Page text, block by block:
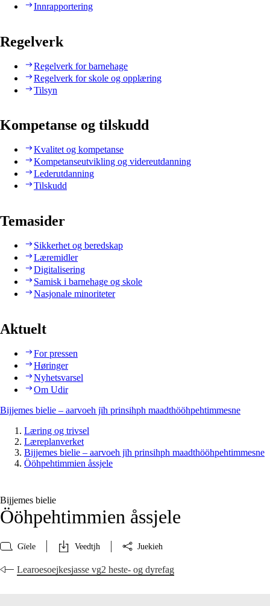
Innrapportering
Regelverk
Regelverk for barnehage
Regelverk for skole og opplæring
Tilsyn
Kompetanse og tilskudd
Kvalitet og kompetanse
Kompetanseutvikling og videreutdanning
Lederutdanning
Tilskudd
Temasider
Sikkerhet og beredskap
Læremidler
Digitalisering
Samisk i barnehage og skole
Nasjonale minoriteter
Aktuelt
For pressen
Høringer
Nyhetsvarsel
Om Udir
Bijjemes bielie – aarvoeh jïh prinsihph maadthööhpehtimmesne
Læring og trivsel
Læreplanverket
Bijjemes bielie – aarvoeh jïh prinsihph maadthööhpehtimmesne
Ööhpehtimmien åssjele
Bijjemes bielie
Ööhpehtimmien åssjele
Gïele Veedtjh Juekieh
Learoesoejkesjasse vg2 heste- og dyrefag